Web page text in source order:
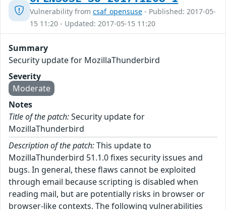
Vulnerability from csaf_opensuse - Published: 2017-05-
15 11:20 - Updated: 2017-05-15 11:20
Summary
Security update for MozillaThunderbird
Severity
Moderate
Notes
Title of the patch:Security update for
MozillaThunderbird
Description of the patch:This update to
MozillaThunderbird 51.1.0 fixes security issues and
bugs. In general, these flaws cannot be exploited
through email because scripting is disabled when
reading mail, but are potentially risks in browser or
browser-like contexts. The following vulnerabilities